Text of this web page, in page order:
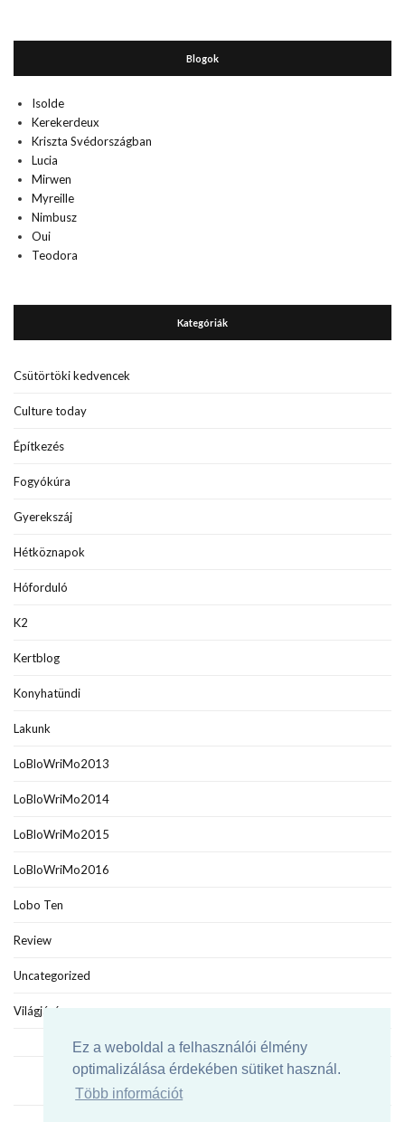
Ez a weboldal a felhasználói élmény
optimalizálása érdekében sütiket használ.
Több információt
Blogok
Isolde
Kerekerdeux
Kriszta Svédországban
Lucia
Mirwen
Myreille
Nimbusz
Oui
Teodora
Kategóriák
Csütörtöki kedvencek
Culture today
Építkezés
Fogyókúra
Gyerekszáj
Hétköznapok
Hóforduló
K2
Kertblog
Konyhatündi
Lakunk
LoBloWriMo2013
LoBloWriMo2014
LoBloWriMo2015
LoBloWriMo2016
Lobo Ten
Review
Uncategorized
Világjáró